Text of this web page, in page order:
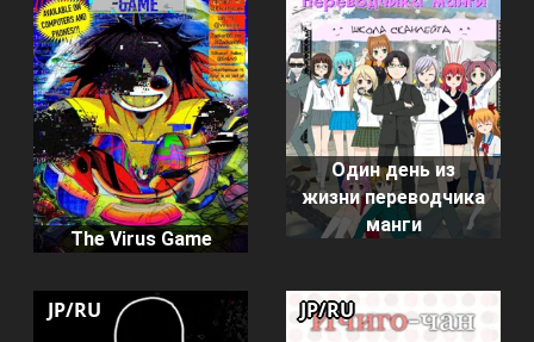
The Virus Game
Один день из
жизни переводчика
манги
JP/RU JP/RU